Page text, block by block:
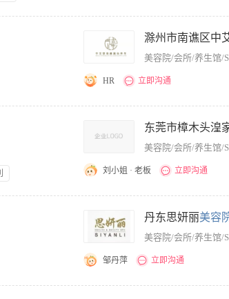
工作行为； 2.负责门店内各层级员工的帮带及培训工作，
财务核算、环境管理及物资供应等，保证门店正常运营； 2.
发展； 2.具备专业知识及手法技能，营销能力突出； 3.具备
的门店管理能力； 5.认同公司文化，具有团队精神及优秀
定、丰富的客户资源。 薪酬福利： 1.高薪待遇+五险一金+
海德三道海岸城西座1713室 （杭州办公室）杭州市下城区上
美容院/会所/养生馆/
HR 立即沟通
系，提高客户满意度及复购率 4、控制成本支出，管理店
6、定期向上级汇报经营状况，提出改进建议并落实执行 【
运营流程，具备出色的团队管理能力和客户服务意识 3、具
能力强 5、工作细致认真，责任心强，能承受一定的工作压
东莞市樟木头湟
美容院/会所/养生馆/
刘小姐 · 老板 立即沟通
丹东思妍丽美容
美容院/会所/养生馆/
邹丹萍 立即沟通